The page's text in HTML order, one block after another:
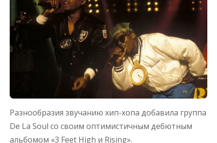
Разнообразия звучанию хип-хопа добавила группа
De La Soul со своим оптимистичным дебютным
альбомом «3 Feet High и Rising».